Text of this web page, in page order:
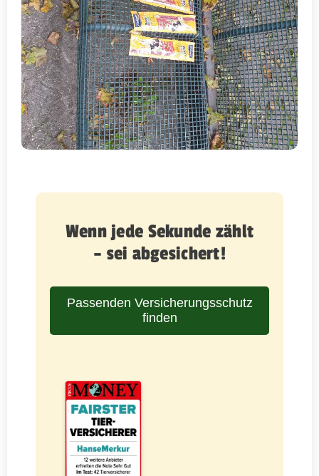
Wenn jede Sekunde zählt
– sei abgesichert!
Passenden Versicherungsschutz
finden